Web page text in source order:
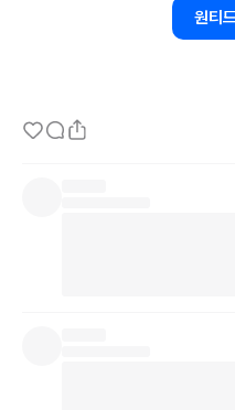
획을 실행하며 얻은 지식과 경
원티